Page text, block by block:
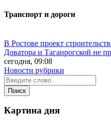
Транспорт и дороги
В Ростове проект
Доватора и Таганрогской не
сегодня, 09:08
Новости рубрики
Картина дня